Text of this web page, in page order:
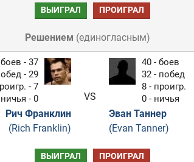
ВЫИГРАЛ ПРОИГРАЛ
Решением (единогласным)
боев - 37
- 29
- 7
ничья - 0
Рич Франклин
(Rich Franklin)
VS
40 - боев
32 - побед
8 - проигр.
0 - ничья
Эван Таннер
(Evan Tanner)
ВЫИГРАЛ ПРОИГРАЛ